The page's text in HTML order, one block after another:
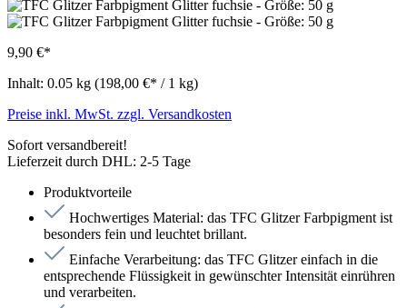
9,90 €*
Inhalt: 0.05 kg (198,00 €* / 1 kg)
Preise inkl. MwSt. zzgl. Versandkosten
Sofort versandbereit!
Lieferzeit durch DHL: 2-5 Tage
Produktvorteile
Hochwertiges Material: das TFC Glitzer Farbpigment ist
besonders fein und leuchtet brillant.
Einfache Verarbeitung: das TFC Glitzer einfach in die
entsprechende Flüssigkeit in gewünschter Intensität einrühren
und verarbeiten.